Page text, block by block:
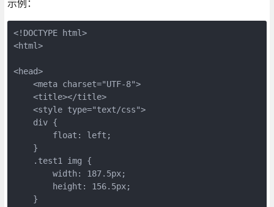
示例：
<!DOCTYPE html>
<html>
<head>
    <meta charset="UTF-8">
    <title></title>
    <style type="text/css">
    div {
        float: left;
    }
    .test1 img {
        width: 187.5px;
        height: 156.5px;
    }